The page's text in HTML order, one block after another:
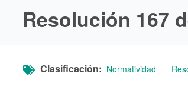
navegación
Resolución 167
Clasificación Normatividad